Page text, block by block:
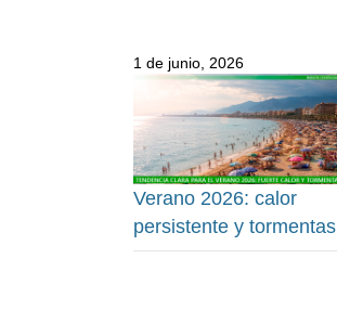
1 de junio, 2026
Verano 2026: calor
persistente y tormentas